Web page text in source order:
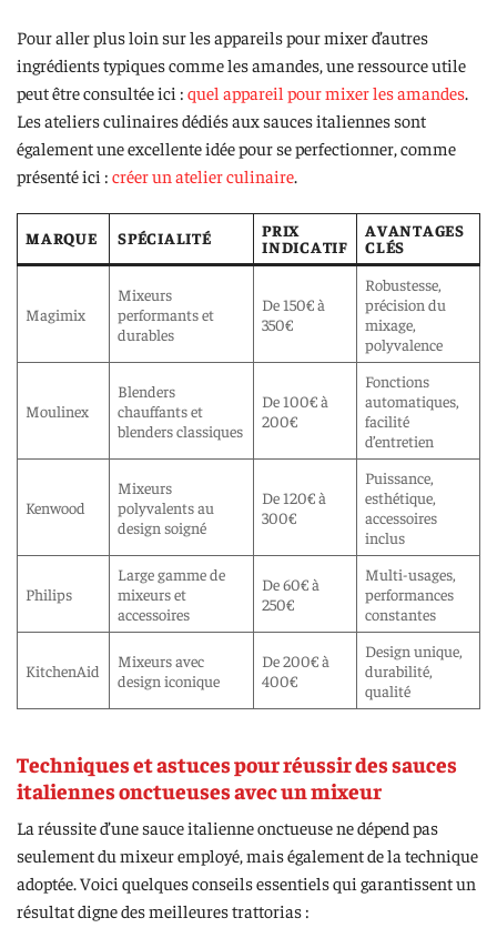
Pour aller plus loin sur les appareils pour mixer d’autres
ingrédients typiques comme les amandes, une ressource utile
peut être consultée ici : quel appareil pour mixer les amandes
Les ateliers culinaires dédiés aux sauces italiennes sont
également une excellente idée pour se perfectionner, comme
présenté ici : créer un atelier culinaire
MARQUE SPÉCIALITÉ
PRIX
INDICATIF
AVANTAGES
CLÉS
Magimix
Mixeurs
performants et
durables
De 150€ à
350€
Robustesse,
précision du
mixage,
polyvalence
Moulinex
Blenders
chauffants et
blenders classiques
De 100€ à
200€
Fonctions
automatiques,
facilité
d’entretien
Kenwood
Mixeurs
polyvalents au
design soigné
De 120€ à
300€
Puissance,
esthétique,
accessoires
inclus
Philips
Large gamme de
mixeurs et
accessoires
De 60€ à
250€
Multi-usages,
performances
constantes
KitchenAid
Mixeurs avec
design iconique
De 200€ à
400€
Design unique,
durabilité,
qualité
Techniques et astuces pour réussir des sauces
italiennes onctueuses avec un mixeur
La réussite d’une sauce italienne onctueuse ne dépend pas
seulement du mixeur employé, mais également de la technique
adoptée. Voici quelques conseils essentiels qui garantissent un
résultat digne des meilleures trattorias :